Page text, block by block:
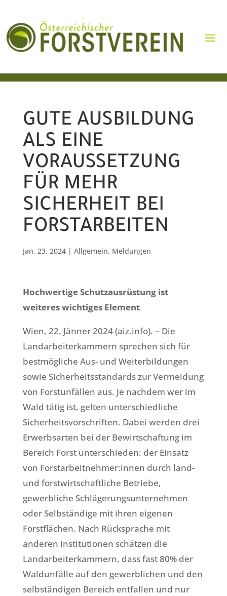
GUTE AUSBILDUNG
ALS EINE
VORAUSSETZUNG
FÜR MEHR
SICHERHEIT BEI
FORSTARBEITEN
Jan. 23, 2024| Allgemein, Meldungen
Hochwertige Schutzausrüstung ist
weiteres wichtiges Element
Wien, 22. Jänner 2024 (aiz.info). – Die
Landarbeiterkammern sprechen sich für
bestmögliche Aus- und Weiterbildungen
sowie Sicherheitsstandards zur Vermeidung
von Forstunfällen aus. Je nachdem wer im
Wald tätig ist, gelten unterschiedliche
Sicherheitsvorschriften. Dabei werden drei
Erwerbsarten bei der Bewirtschaftung im
Bereich Forst unterschieden: der Einsatz
von Forstarbeitnehmer:innen durch land-
und forstwirtschaftliche Betriebe,
gewerbliche Schlägerungsunternehmen
oder Selbständige mit ihren eigenen
Forstflächen. Nach Rücksprache mit
anderen Institutionen schätzen die
Landarbeiterkammern, dass fast 80% der
Waldunfälle auf den gewerblichen und den
selbständigen Bereich entfallen und nur